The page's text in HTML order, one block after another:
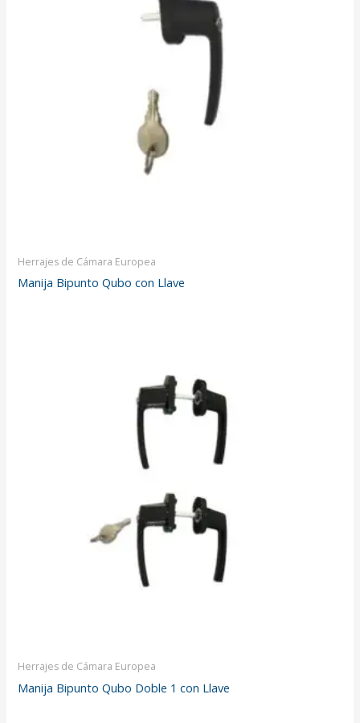
Herrajes de Cámara Europea
Manija Bipunto Qubo con Llave
Herrajes de Cámara Europea
Manija Bipunto Qubo Doble 1 con Llave